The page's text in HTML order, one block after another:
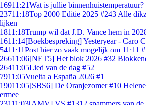
16911:21Wat is jullie
23711:18Top 2000 Editie 2025 #243 Alle
lijken
1811:18Trump wil dat J.D. Vance hem in
1611:14[Boekbespreking] Yesteryear - Caro
5411:11Post hier zo vaak mogelijk om 11:11
26611:06[NET5] Het blok 2026 #32
26411:05Lied van de dag #52
7911:05Vuelta a España 2026 #1
19011:05[SBS6] De Oranjezomer #10
ermee
23111:03[AMV] VS #1312 spammers van de